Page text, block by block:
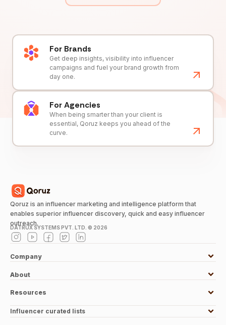
For Brands
Get deep insights, visibility into influencer
campaigns and fuel your brand growth from
day one.
For Agencies
When being smarter than your client is
essential, Qoruz keeps you ahead of the
curve.
Qoruz is an influencer marketing and intelligence platform that
enables superior influencer discovery, quick and easy influencer
outreach.
DATRUX SYSTEMS PVT. LTD. © 2026
Company
About
Resources
Influencer curated lists